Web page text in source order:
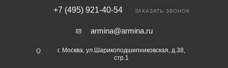
+7 (495) 921-40-54 ЗАКАЗАТЬ ЗВОНОК
armina@armina.ru
г. Москва, ул.Шарикоподшипниковская, д.38,
стр.1